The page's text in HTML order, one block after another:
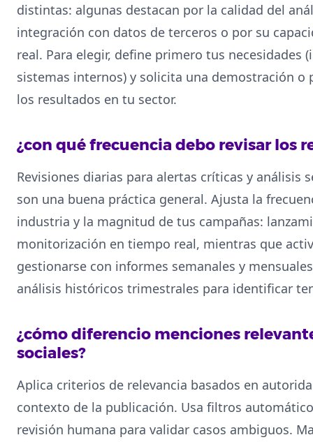
distintas: algunas destacan por la calidad del
integración con datos de terceros o por su
real. Para elegir, define primero tus necesidades
sistemas internos) y solicita una demostración o
los resultados en tu sector.
¿con qué frecuencia debo revisar los
Revisiones diarias para alertas críticas y análisis
son una buena práctica general. Ajusta la
industria y la magnitud de tus campañas:
monitorización en tiempo real, mientras que
gestionarse con informes semanales y
análisis históricos trimestrales para identificar
¿cómo diferencio menciones
sociales?
Aplica criterios de relevancia basados en
contexto de la publicación. Usa filtros
revisión humana para validar casos ambiguos.